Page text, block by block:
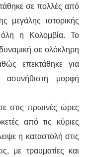
σε πολλές από
μεγάλης ιστορικής
η Κολομβία. Το
σε ολόκληρη
επεκτάθηκε για
μορφή
στις πρωινές ώρες
από τις κύριες
ε η καταστολή στις
με τραυματίες και